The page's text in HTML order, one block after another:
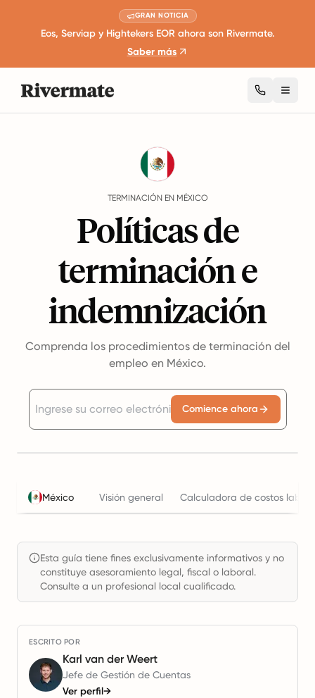
GRAN NOTICIA
Eos, Serviap y Hightekers EOR ahora son Rivermate.
Saber más
TERMINACIÓN EN MÉXICO
Políticas de
terminación e
indemnización
Comprenda los procedimientos de terminación del
empleo en México.
Comience ahora
México Visión general Calculadora de costos
Esta guía tiene fines exclusivamente informativos y no
constituye asesoramiento legal, fiscal o laboral.
Consulte a un profesional local cualificado.
ESCRITO POR
Karl van der Weert
Jefe de Gestión de Cuentas
Ver perfil→